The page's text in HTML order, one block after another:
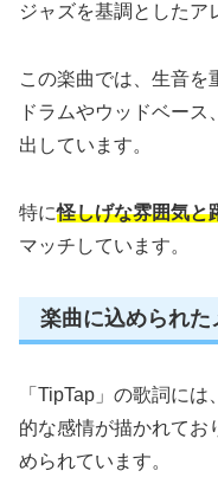
ジャズを基調としたア
この楽曲では、生音を
ドラムやウッドベー
出しています。
特に怪しげな雰囲気と
マッチしています。
楽曲に込められ
「TipTap」の歌詞に
的な感情が描かれてお
められています。